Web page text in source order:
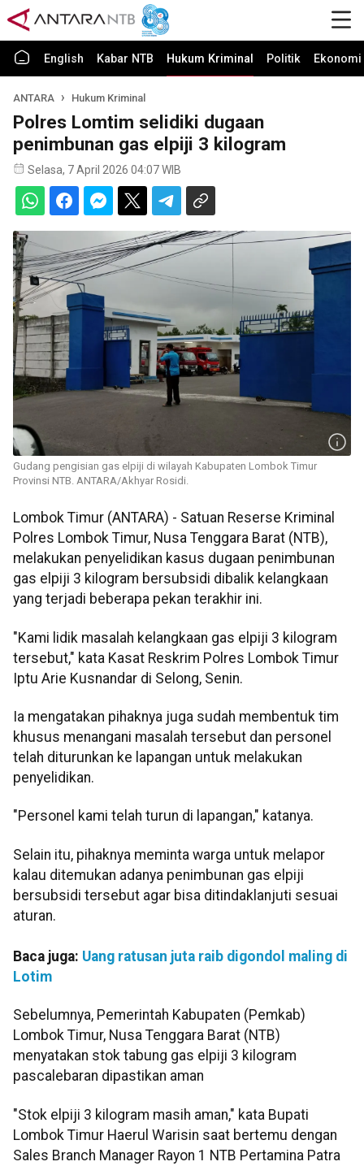
English Kabar NTB Hukum Kriminal Politik
ANTARA Hukum Kriminal
Polres Lomtim selidiki dugaan
penimbunan gas elpiji 3 kilogram
Selasa, 7 April 2026 04:07 WIB
Gudang pengisian gas elpiji di wilayah Kabupaten Lombok Timur
Provinsi NTB. ANTARA/Akhyar Rosidi.
Lombok Timur (ANTARA) - Satuan Reserse Kriminal
Polres Lombok Timur, Nusa Tenggara Barat (NTB),
melakukan penyelidikan kasus dugaan penimbunan
gas elpiji 3 kilogram bersubsidi dibalik kelangkaan
yang terjadi beberapa pekan terakhir ini.
"Kami lidik masalah kelangkaan gas elpiji 3 kilogram
tersebut," kata Kasat Reskrim Polres Lombok Timur
Iptu Arie Kusnandar di Selong, Senin.
Ia mengatakan pihaknya juga sudah membentuk tim
khusus menangani masalah tersebut dan personel
telah diturunkan ke lapangan untuk melakukan
penyelidikan.
"Personel kami telah turun di lapangan," katanya.
Selain itu, pihaknya meminta warga untuk melapor
kalau ditemukan adanya penimbunan gas elpiji
bersubsidi tersebut agar bisa ditindaklanjuti sesuai
aturan.
Baca juga: Uang ratusan juta raib digondol maling di
Lotim
Sebelumnya, Pemerintah Kabupaten (Pemkab)
Lombok Timur, Nusa Tenggara Barat (NTB)
menyatakan stok tabung gas elpiji 3 kilogram
pascalebaran dipastikan aman
"Stok elpiji 3 kilogram masih aman," kata Bupati
Lombok Timur Haerul Warisin saat bertemu dengan
Sales Branch Manager Rayon 1 NTB Pertamina Patra